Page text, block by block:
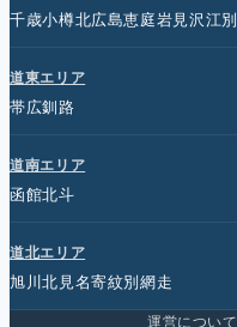
千歳小樽北広島恵庭岩見沢江別
道東エリア
帯広釧路
道南エリア
函館北斗
道北エリア
旭川北見 名寄紋別網走
運営について